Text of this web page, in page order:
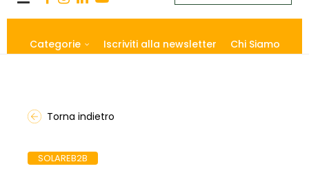
Categorie Iscriviti alla newsletter Chi Siamo
Torna indietro
SOLAREB2B